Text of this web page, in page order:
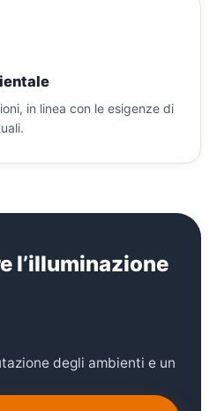
in linea con le esigenze di
l’illuminazione
degli ambienti e un